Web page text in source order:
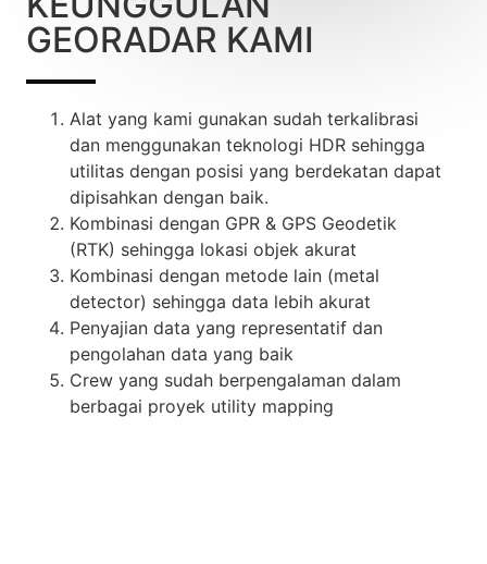
GEORADAR KAMI
Alat yang kami gunakan sudah terkalibrasi
dan menggunakan teknologi HDR sehingga
utilitas dengan posisi yang berdekatan dapat
dipisahkan dengan baik.
Kombinasi dengan GPR & GPS Geodetik
(RTK) sehingga lokasi objek akurat
Kombinasi dengan metode lain (metal
detector) sehingga data lebih akurat
Penyajian data yang representatif dan
pengolahan data yang baik
Crew yang sudah berpengalaman dalam
berbagai proyek utility mapping